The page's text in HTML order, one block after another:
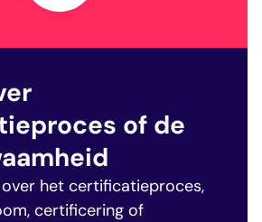
of de
het certificatieproces,
certificering of